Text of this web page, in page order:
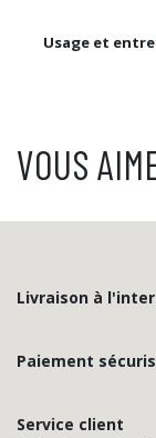
Usage et
VOUS
Livraison à
Paiement
Service client